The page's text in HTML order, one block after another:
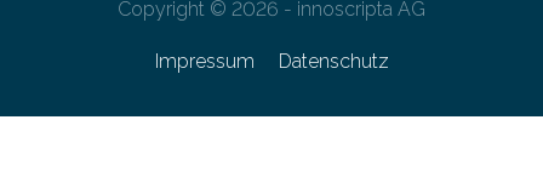
Copyright © 2026 - innoscripta AG
Impressum Datenschutz